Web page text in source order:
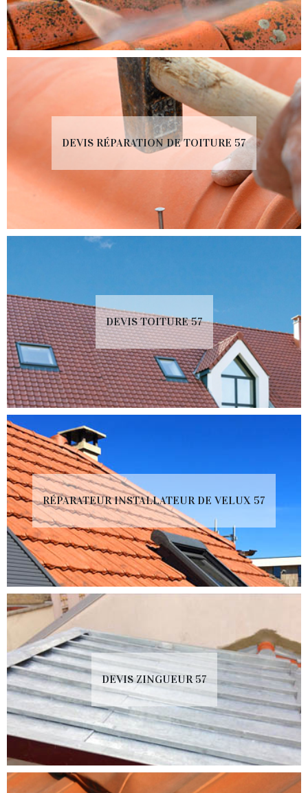
DEVIS RÉPARATION DE TOITURE 57
DEVIS TOITURE 57
RÉPARATEUR INSTALLATEUR DE VELUX 57
DEVIS ZINGUEUR 57